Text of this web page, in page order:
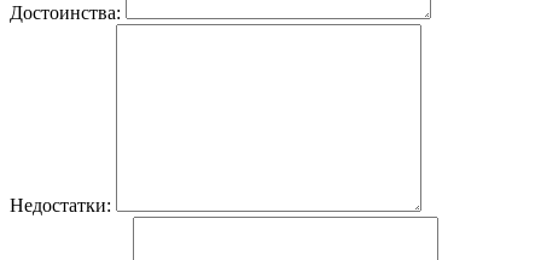
Достоинства:
Недостатки: